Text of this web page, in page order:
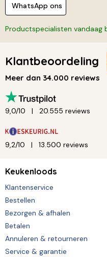
WhatsApp ons
Productspecialisten
Klantbeoordeling
Meer dan 34.000 reviews
9,0/10 20.555 reviews
9,2/10 13.500 reviews
Keukenloods
Klantenservice
Bestellen
Bezorgen & afhalen
Betalen
Annuleren & retourneren
Service & garantie